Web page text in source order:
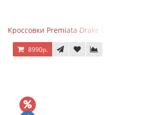
Кроссовки Premiata Drake Light Beige Silver
8990р.